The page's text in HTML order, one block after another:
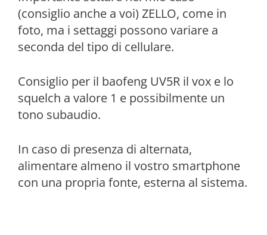
(consiglio anche a voi) ZELLO, come in
foto, ma i settaggi possono variare a
seconda del tipo di cellulare.
Consiglio per il baofeng UV5R il vox e lo
squelch a valore 1 e possibilmente un
tono subaudio.
In caso di presenza di alternata,
alimentare almeno il vostro smartphone
con una propria fonte, esterna al sistema.